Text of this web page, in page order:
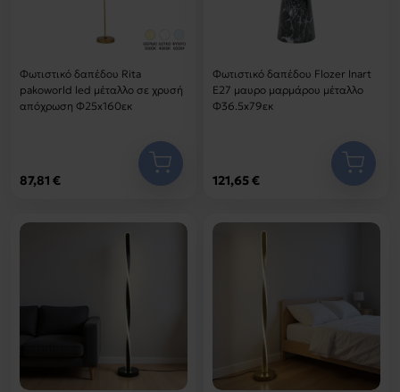
Φωτιστικό δαπέδου Rita
pakoworld led μέταλλο σε χρυσή
απόχρωση Φ25x160εκ
87,81 €
Φωτιστικό δαπέδου Flozer Inart
Ε27 μαυρο μαρμάρου μέταλλο
Φ36.5x79εκ
121,65 €